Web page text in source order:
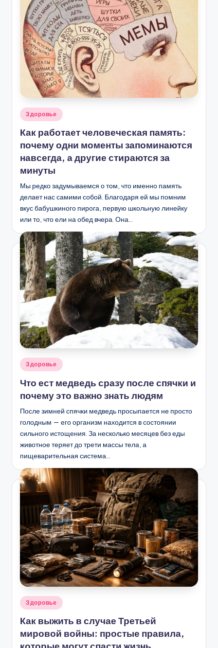
Опубликовано
Здоровье
Как работает человеческая память:
почему одни моменты запоминаются
навсегда, а другие стираются за
минуты
Мы редко задумываемся о том, что именно память
делает нас самими собой. Благодаря ей мы помним
вкус бабушкиного пирога, первую школьную линейку
или то, что ели на обед вчера. Она…
Опубликовано
Здоровье
Что ест медведь сразу после спячки и
почему это важно знать людям
После зимней спячки медведь просыпается не просто
голодным — его организм находится в состоянии
сильного истощения. За несколько месяцев без еды
животное теряет до трети массы тела, а
пищеварительная система…
Опубликовано
Здоровье
Как выжить в случае Третьей
мировой войны: простые правила,